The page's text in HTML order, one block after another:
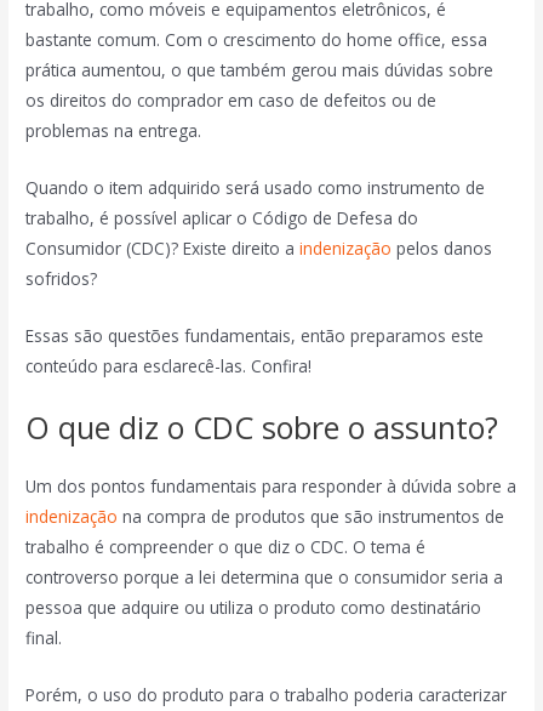
trabalho, como móveis e equipamentos eletrônicos, é
bastante comum. Com o crescimento do home office, essa
prática aumentou, o que também gerou mais dúvidas sobre
os direitos do comprador em caso de defeitos ou de
problemas na entrega.
Quando o item adquirido será usado como instrumento de
trabalho, é possível aplicar o Código de Defesa do
Consumidor (CDC)? Existe direito aindenizaçãopelos danos
sofridos?
Essas são questões fundamentais, então preparamos este
conteúdo para esclarecê-las. Confira!
O que diz o CDC sobre o assunto?
Um dos pontos fundamentais para responder à dúvida sobre a
indenização na compra de produtos que são instrumentos de
trabalho é compreender o que diz o CDC. O tema é
controverso porque a lei determina que o consumidor seria a
pessoa que adquire ou utiliza o produto como destinatário
final.
Porém, o uso do produto para o trabalho poderia caracterizar